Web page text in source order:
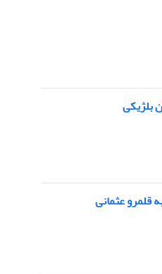
بلژیکی
قلمرو عثمانی